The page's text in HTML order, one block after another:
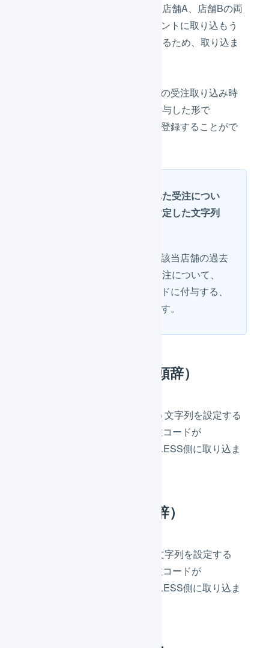
いる場合は問題ありませんが、店舗A、店舗Bの両
方を同じLOGILESSのマーチャントに取り込もう
とすると、受注コードが重複するため、取り込ま
これを防ぐため、LOGILESSへの受注取り込み時
に店舗ごとに指定の文字列を付与した形で
LOGILESSの受注コードとして登録することがで
該当店舗に取り込まれた受注につい
ても、受注コードに指定した文字列
重複の発生を防ぐために、該当店舗の過去
50日分の受注と未出荷の受注について、
指定した文字列を受注コードに付与する、
というデータ補正を行います。
プレフィックス（接頭辞）
プレフィックスに「A_」という文字列を設定する
と、「123456789」という受注コードが
「A_123456789」としてLOGILESS側に取り込ま
サフィックス（接尾辞）
サフィックスに「_A」という文字列を設定する
と、「123456789」という受注コードが
「123456789_A」としてLOGILESS側に取り込ま